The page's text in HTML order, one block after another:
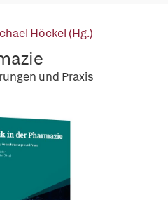
Höckel (Hg.)
und Praxis